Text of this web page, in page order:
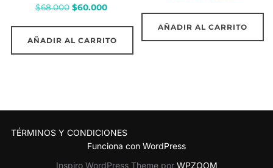
$68.000 El
original
$60.000El
actual
AÑADIR AL CARRITO
originalactual
AÑADIR AL CARRITO
TÉRMINOS Y CONDICIONES
Funciona con WordPress
Inspiro WordPress Theme por WPZOOM